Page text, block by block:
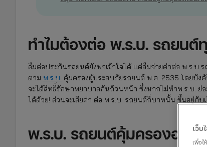
ทำไมต้องต่อ พ.ร.บ. รถยนต์
ลืมต่อประกันรถยนต์ยังพอเข้าใจได้ แต่ลืมจ่ายค่าต่อ พ.ร.บ
ตาม พ.ร.บ. คุ้มครองผู้ประสบภัยรถยนต์ พ.ศ. 2535 โดยบัง
จะได้สิทธิ์รักษาพยาบาลกันถ้วนหน้า ซึ่งหากไม่ทำพ.ร.บ.
ได้ด้วย! ส่วนจะเสียค่า ต่อ พ.ร.บ. รถยนต์กี่บาทนั้น ขึ้นอยู่กับ
พ.ร.บ. รถยนต์คุ้มครองอะไรเว็บ
เพื่อ